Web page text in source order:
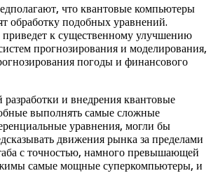
что квантовые компьютеры
обработку подобных уравнений.
приведет к существенному улучшению
прогнозирования и моделирования,
погоды и финансового
и внедрения квантовые
выполнять самые сложные
уравнения, могли бы
движения рынка за пределами
с точностью, намного превышающей
самые мощные суперкомпьютеры, и